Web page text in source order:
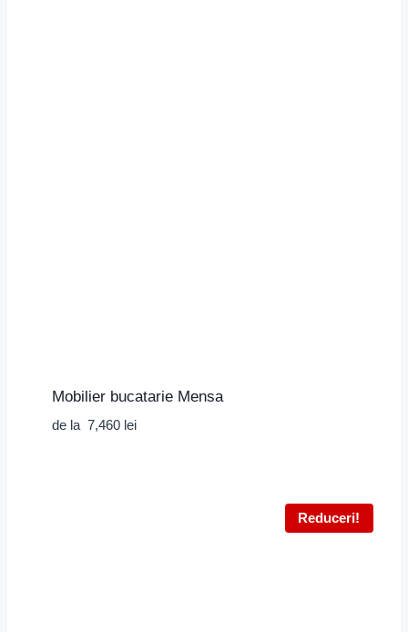
Mobilier bucatarie Mensa
de la 7,460 lei
Reduceri!